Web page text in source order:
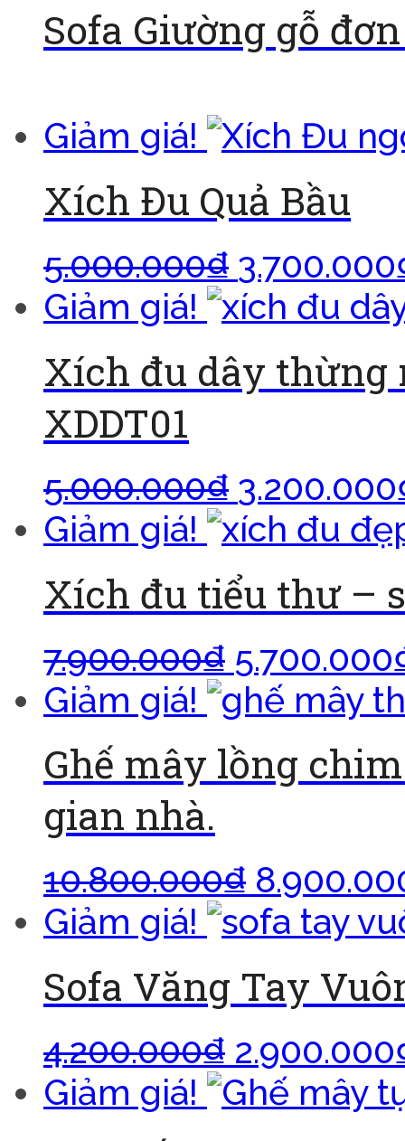
Sofa Giường gỗ
Giảm giá!
Xích Đu Quả Bầu
5.000.000₫ 3.700.000
Giảm giá!
Xích đu dây thừng
XDDT01
5.000.000₫ 3.200.000
Giảm giá!
Xích đu tiểu thư –
7.900.000₫ 5.700.000
Giảm giá!
Ghế mây lồng
gian nhà.
10.800.000₫
Giảm giá!
Sofa Văng Tay
4.200.000₫ 2.900.000
Giảm giá!